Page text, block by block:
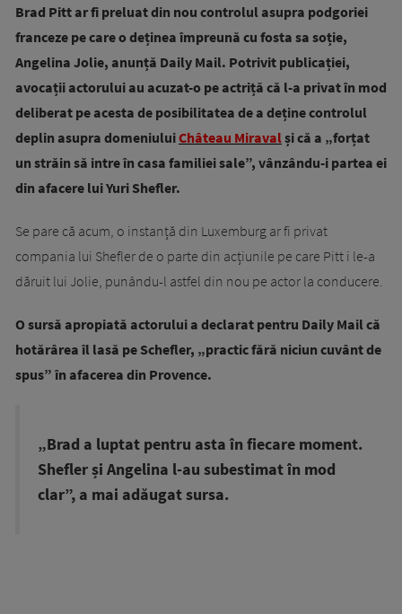
Brad Pitt ar fi preluat din nou controlul asupra podgoriei
franceze pe care o deținea împreună cu fosta sa soție,
Angelina Jolie, anunță Daily Mail. Potrivit publicației,
avocații actorului au acuzat-o pe actriță că l-a privat în mod
deliberat pe acesta de posibilitatea de a deține controlul
deplin asupra domeniuluiChâteau Miravalși că a „forțat
un străin să intre în casa familiei sale”, vânzându-i partea ei
din afacere lui Yuri Shefler.
Se pare că acum, o instanță din Luxemburg ar fi privat
compania lui Shefler de o parte din acțiunile pe care Pitt i le-a
dăruit lui Jolie, punându-l astfel din nou pe actor la conducere.
O sursă apropiată actorului a declarat pentru Daily Mail că
hotărârea îl lasă pe Schefler, „practic fără niciun cuvânt de
spus” în afacerea din Provence.
„Brad a luptat pentru asta în fiecare moment.
Shefler și Angelina l-au subestimat în mod
clar”, a mai adăugat sursa.